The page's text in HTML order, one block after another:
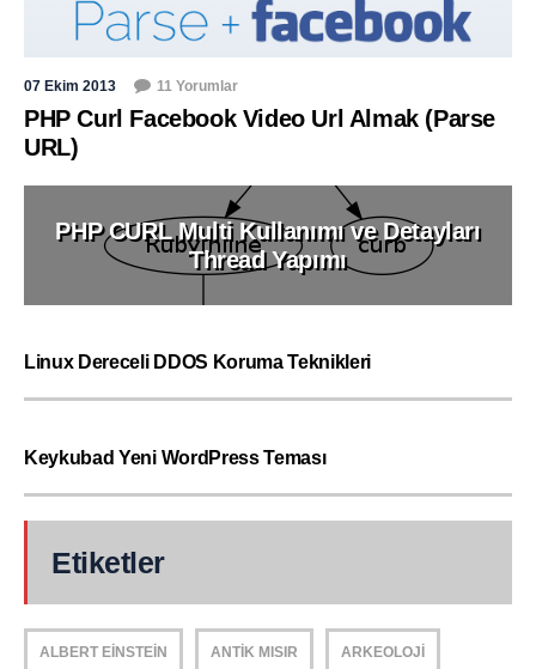
07 Ekim 2013 11 Yorumlar
PHP Curl Facebook Video Url Almak (Parse
URL)
PHP CURL Multi Kullanımı ve Detayları
Thread Yapımı
Linux Dereceli DDOS Koruma Teknikleri
Keykubad Yeni WordPress Teması
Etiketler
ALBERT EINSTEIN ANTIK MISIR ARKEOLOJI